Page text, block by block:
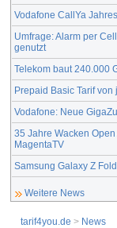
Vodafone CallYa
Umfrage: Alarm per
genutzt
Telekom baut 240.000
Prepaid Basic Tarif
Vodafone: Neue
35 Jahre Wacken
MagentaTV
Samsung Galaxy Z
Weitere News
tarif4you.de > News